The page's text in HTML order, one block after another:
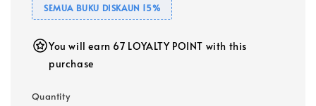
SEMUA BUKU DISKAUN 15%
You will earn 67 LOYALTY POINT with this
purchase
Quantity